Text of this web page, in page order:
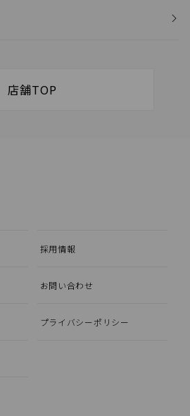
店舗TOP
採用情報
お問い合わせ
プライバシーポリシー